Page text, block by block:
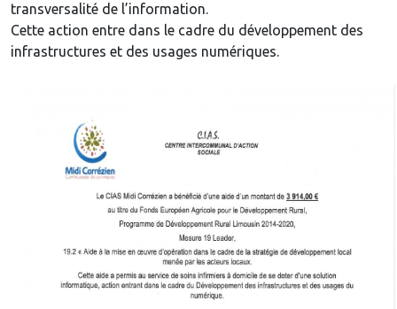
transversalité de l’information.
Cette action entre dans le cadre du développement des
infrastructures et des usages numériques.